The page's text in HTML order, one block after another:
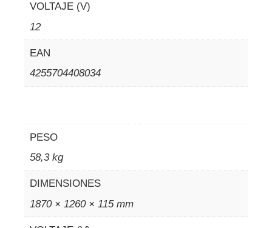
VOLTAJE (V)
12
EAN
4255704408034
PESO
58,3 kg
DIMENSIONES
1870 × 1260 × 115 mm